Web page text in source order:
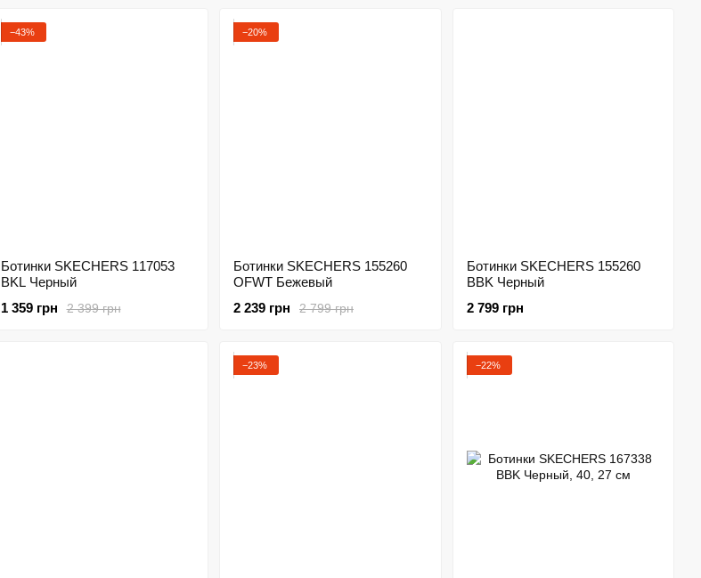
−43%
Ботинки SKECHERS 117053
BKL Черный
2 399 грн
1 359 грн
−20%
Ботинки SKECHERS 155260
OFWT Бежевый
2 799 грн
2 239 грн
Ботинки SKECHERS 155260
BBK Черный
2 799 грн
−23% −22%